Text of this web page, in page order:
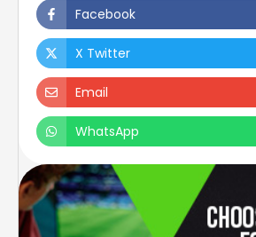
Facebook
X Twitter
Email
WhatsApp